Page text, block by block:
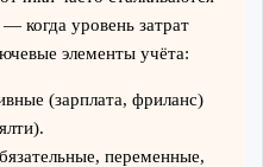
когда уровень затрат
элементы учёта:
(зарплата, фриланс)
переменные,